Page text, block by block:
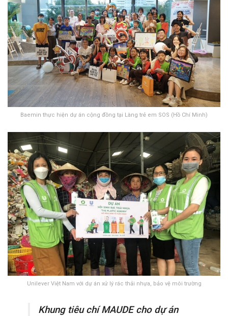
Baemin thực hiện dự án cộng đồng tại Làng trẻ em SOS (Hồ Chí Minh)
Unilever Việt Nam với dự án xử lý rác thải nhựa, bảo vệ môi trường
Khung tiêu chí MAUDE cho dự án